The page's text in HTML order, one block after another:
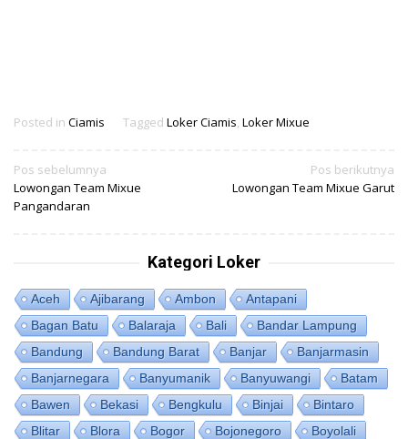
Posted in Ciamis Tagged Loker Ciamis, Loker Mixue
Navigasi
pos
Pos sebelumnya
Lowongan Team Mixue
Pangandaran
Pos berikutnya
Lowongan Team Mixue Garut
Kategori Loker
Aceh Ajibarang Ambon
Antapani
Bagan Batu
Balaraja Bali
Bandar Lampung
Bandung
Bandung Barat Banjar
Banjarmasin
Banjarnegara
Banyumanik Banyuwangi
Batam
Bawen
Bekasi Bengkulu Binjai
Bintaro
Blitar
Blora Bogor Bojonegoro
Boyolali